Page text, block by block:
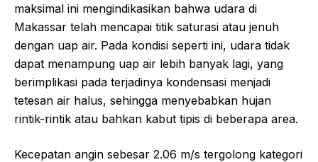
maksimal ini mengindikasikan bahwa udara di
Makassar telah mencapai titik saturasi atau jenuh
dengan uap air. Pada kondisi seperti ini, udara tidak
dapat menampung uap air lebih banyak lagi, yang
berimplikasi pada terjadinya kondensasi menjadi
tetesan air halus, sehingga menyebabkan hujan
rintik-rintik atau bahkan kabut tipis di beberapa area.
Kecepatan angin sebesar 2.06 m/s tergolong kategori